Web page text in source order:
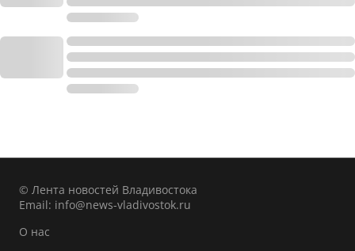
© Лента новостей Владивостока
Email: info@news-vladivostok.ru
О нас